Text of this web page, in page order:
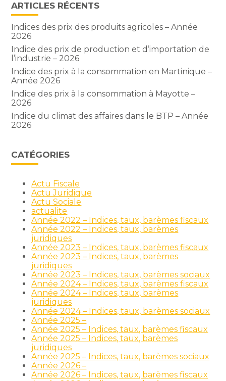
ARTICLES RÉCENTS
Indices des prix des produits agricoles – Année
2026
Indice des prix de production et d’importation de
l’industrie – 2026
Indice des prix à la consommation en Martinique –
Année 2026
Indice des prix à la consommation à Mayotte –
2026
Indice du climat des affaires dans le BTP – Année
2026
CATÉGORIES
Actu Fiscale
Actu Juridique
Actu Sociale
actualite
Année 2022 – Indices, taux, barèmes fiscaux
Année 2022 – Indices, taux, barèmes
juridiques
Année 2023 – Indices, taux, barèmes fiscaux
Année 2023 – Indices, taux, barèmes
juridiques
Année 2023 – Indices, taux, barèmes sociaux
Année 2024 – Indices, taux, barèmes fiscaux
Année 2024 – Indices, taux, barèmes
juridiques
Année 2024 – Indices, taux, barèmes sociaux
Année 2025 –
Année 2025 – Indices, taux, barèmes fiscaux
Année 2025 – Indices, taux, barèmes
juridiques
Année 2025 – Indices, taux, barèmes sociaux
Année 2026 –
Année 2026 – Indices, taux, barèmes fiscaux